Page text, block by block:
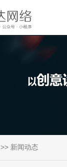
>> 新闻动态